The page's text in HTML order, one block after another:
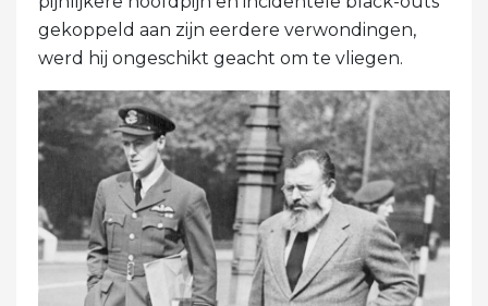
gekoppeld aan zijn eerdere verwondingen,
werd hij ongeschikt geacht om te vliegen.